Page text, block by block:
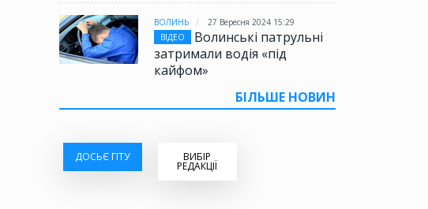
ВОЛИНЬ
27 Вересня 2024 15:29
ВІДЕО
Волинські патрульні
затримали водія «під
кайфом»
БІЛЬШЕ НОВИН
ДОСЬЄ ГІТУ ВИБІР
РЕДАКЦІЇ